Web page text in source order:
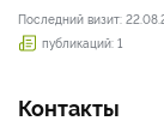
Последний визит:
публикаций: 1
Контакты